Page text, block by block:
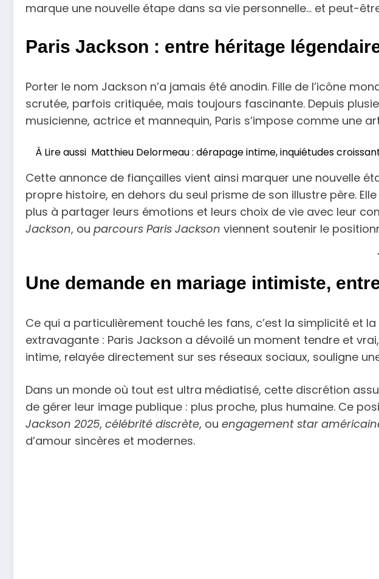
marque une nouvelle étape dans sa vie personnelle… et peut-
Paris Jackson : entre héritage
Porter le nom Jackson n’a jamais été anodin. Fille de l’icône
scrutée, parfois critiquée, mais toujours fascinante. Depuis
musicienne, actrice et mannequin, Paris s’impose comme une
À Lire aussi Matthieu Delormeau : dérapage intime, inquiétudes
Cette annonce de fiançailles vient ainsi marquer une nouvelle
propre histoire, en dehors du seul prisme de son illustre père.
plus à partager leurs émotions et leurs choix de vie avec leur
Jackson, ou parcours Paris Jackson viennent soutenir le
Une demande en mariage intimiste,
Ce qui a particulièrement touché les fans, c’est la simplicité et
extravagante : Paris Jackson a dévoilé un moment tendre et
intime, relayée directement sur ses réseaux sociaux, souligne
Dans un monde où tout est ultra médiatisé, cette discrétion
de gérer leur image publique : plus proche, plus humaine. Ce
Jackson 2025, célébrité discrète, ou engagement star
d’amour sincères et modernes.